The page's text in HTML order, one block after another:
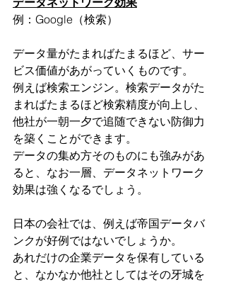
例：Google（検索）
データ量がたまればたまるほど、サー
ビス価値があがっていくものです。
例えば検索エンジン。検索データがた
まればたまるほど検索精度が向上し、
他社が一朝一夕で追随できない防御力
を築くことができます。
データの集め方そのものにも強みがあ
ると、なお一層、データネットワーク
効果は強くなるでしょう。
日本の会社では、例えば帝国データバ
ンクが好例ではないでしょうか。
あれだけの企業データを保有している
と、なかなか他社としてはその牙城を